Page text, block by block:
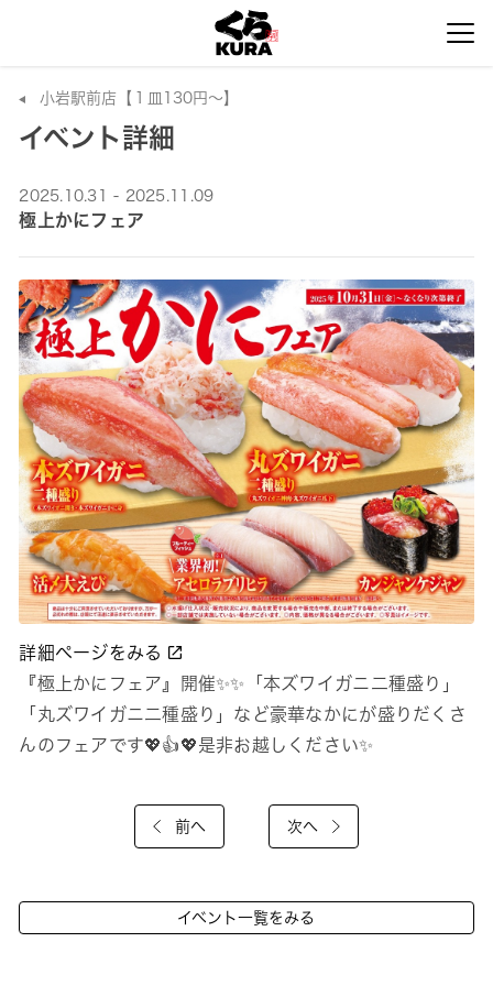
小岩駅前店【１皿130円～】
イベント詳細
2025.10.31 - 2025.11.09
極上かにフェア
詳細ページをみる
『極上かにフェア』開催✨✨「本ズワイガニ二種盛り」
「丸ズワイガニ二種盛り」など豪華なかにが盛りだくさ
んのフェアです💖👍💖是非お越しください✨
前へ 次へ
イベント一覧をみる